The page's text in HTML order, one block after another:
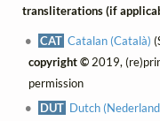
transliterations (if
CAT Catalan (Català)
copyright ©2019,
permission
DUT Dutch